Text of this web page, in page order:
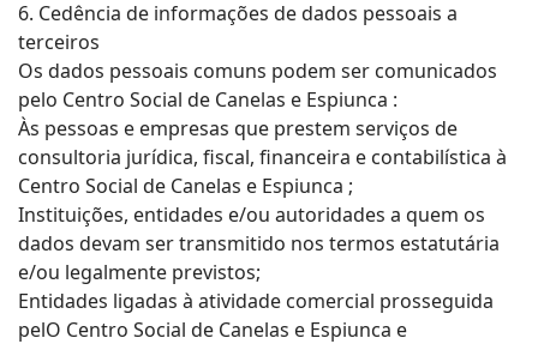
6. Cedência de informações de dados pessoais a
terceiros
Os dados pessoais comuns podem ser comunicados
pelo Centro Social de Canelas e Espiunca :
Às pessoas e empresas que prestem serviços de
consultoria jurídica, fiscal, financeira e contabilística à
Centro Social de Canelas e Espiunca ;
Instituições, entidades e/ou autoridades a quem os
dados devam ser transmitido nos termos estatutária
e/ou legalmente previstos;
Entidades ligadas à atividade comercial prosseguida
pelO Centro Social de Canelas e Espiunca e